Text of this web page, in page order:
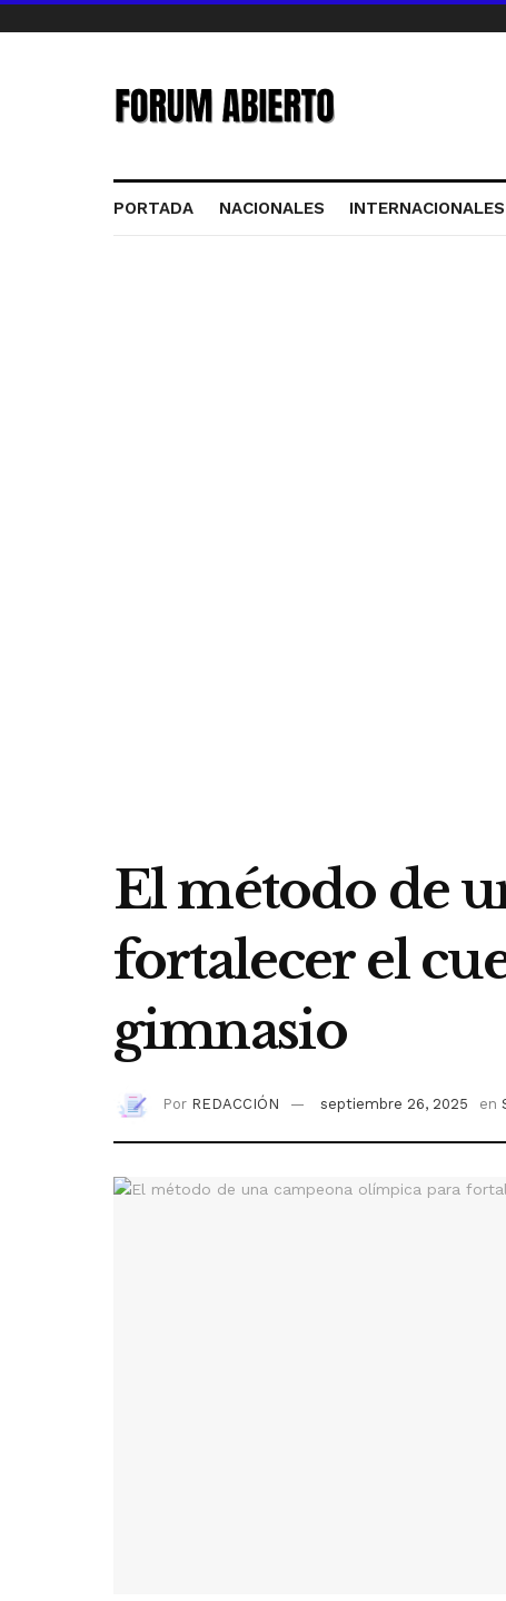
PORTADA NACIONALES INTERNACIONALES
El método de
fortalecer el
gimnasio
Por REDACCIÓN septiembre 26, 2025 en